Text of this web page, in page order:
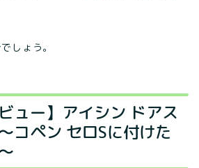
しょう。
ュー】アイシン ドアス
コペン セロSに付けた